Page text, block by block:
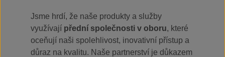
Jsme hrdí, že naše produkty a služby
využívají přední společnosti v oboru, které
oceňují naši spolehlivost, inovativní přístup a
důraz na kvalitu. Naše partnerství je důkazem